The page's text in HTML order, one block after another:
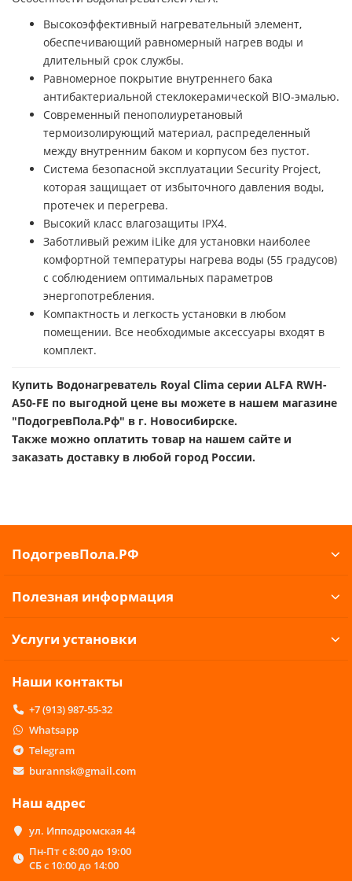
Высокоэффективный нагревательный элемент,
обеспечивающий равномерный нагрев воды и
длительный срок службы.
Равномерное покрытие внутреннего бака
антибактериальной стеклокерамической BIO-эмалью.
Современный пенополиуретановый
термоизолирующий материал, распределенный
между внутренним баком и корпусом без пустот.
Система безопасной эксплуатации Security Project,
которая защищает от избыточного давления воды,
протечек и перегрева.
Высокий класс влагозащиты IPX4.
Заботливый режим iLike для установки наиболее
комфортной температуры нагрева воды (55 градусов)
с соблюдением оптимальных параметров
энергопотребления.
Компактность и легкость установки в любом
помещении. Все необходимые аксессуары входят в
комплект.
Купить Водонагреватель Royal Clima серии ALFA RWH-
A50-FE по выгодной цене вы можете в нашем магазине
"ПодогревПола.Рф" в г. Новосибирске.
Также можно оплатить товар на нашем сайте и
заказать доставку в любой город России.
ПодогревПола.РФ
Полезная информация
Услуги установки
Наши контакты
+7 (913) 987-55-32
Whatsapp
Telegram
burannsk@gmail.com
Наш адрес
ул. Ипподромская 44
Пн-Пт с 8:00 до 19:00
СБ с 10:00 до 14:00